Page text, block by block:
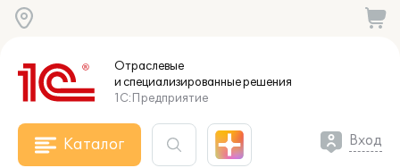
Отраслевые
и специализированныерешения
1С:Предприятие
Каталог Вход